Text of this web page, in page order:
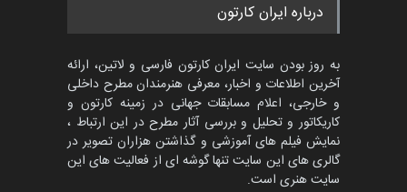
درباره ایران کارتون
به روز بودن سایت ایران کارتون فارسی و لاتین، ارائه
آخرین اطلاعات و اخبار، معرفی هنرمندان مطرح داخلی
و خارجی، اعلام مسابقات جهانی در زمینه کارتون و
کاریکاتور و تحلیل و بررسی آثار مطرح در این ارتباط ،
نمایش فیلم های آموزشی و گذاشتن هزاران تصویر در
گالری های این سایت تنها گوشه ای از فعالیت های این
سایت هنری است.